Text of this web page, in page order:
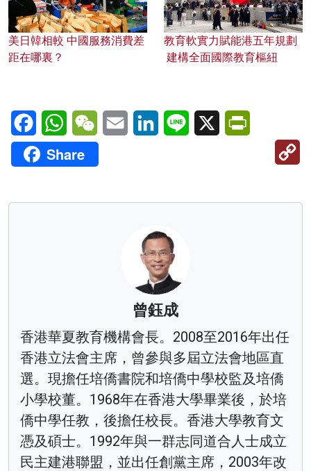
美日韓相較 中國服務消費差
距在哪裏？
教育軟實力賦能港五年規劃
建構全面國際教育樞紐
FacebookWhatsAppWeChatEmail LinkedInLine X
Share
曾鈺成
香港華夏教育機構會長。2008至2016年出任
香港立法會主席，曾參與多屆立法會地區直
選。現擔任培僑書院和培僑中學校監及培僑
小學校董。1968年在香港大學畢業後，於培
僑中學任教，後擔任校長。香港大學教育文
憑及碩士。1992年與一群志同道合人士成立
民主建港聯盟，並出任創黨主席，2003年改